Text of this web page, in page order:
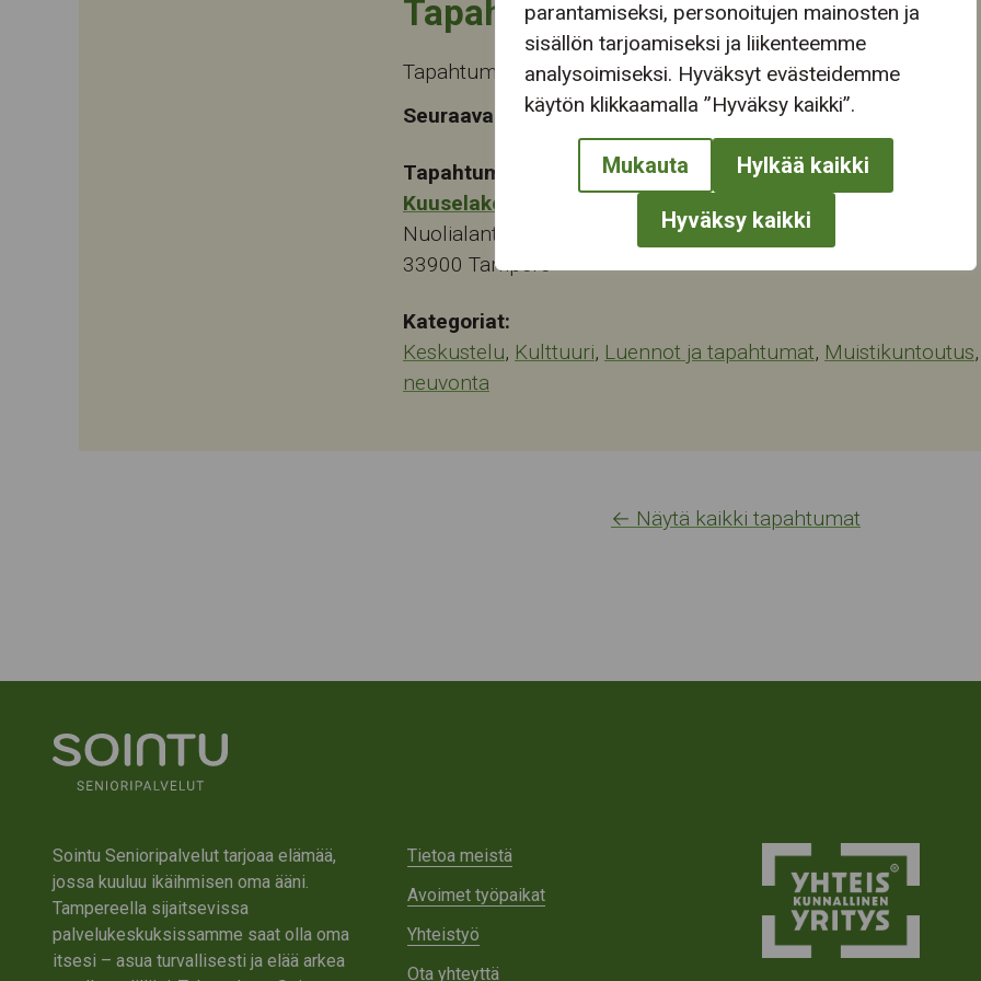
parantamiseksi, personoitujen mainosten ja
sisällön tarjoamiseksi ja liikenteemme
analysoimiseksi. Hyväksyt evästeidemme
käytön klikkaamalla ”Hyväksy kaikki”.
Mukauta Hylkää kaikki
Hyväksy kaikki
Tapahtuman tiedot
Tapahtuma päättyi ke 5.11.2025
Seuraava tapahtuma-aika
Tapahtumapaikka:
Kuuselakeskus
Nuolialantie 46
33900 Tampere
Kategoriat:
Keskustelu, Kulttuuri, Luennot ja tapahtumat, Muistikuntoutus,
neuvonta
← Näytä kaikki tapahtumat
Sointu Senioripalvelut tarjoaa elämää,
jossa kuuluu ikäihmisen oma ääni.
Tampereella sijaitsevissa
palvelukeskuksissamme saat olla oma
itsesi – asua turvallisesti ja elää arkea
Tietoa meistä
Avoimet työpaikat
Yhteistyö
Ota yhteyttä